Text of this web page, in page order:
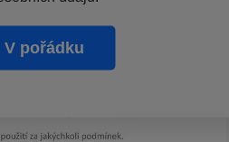
V pořádku